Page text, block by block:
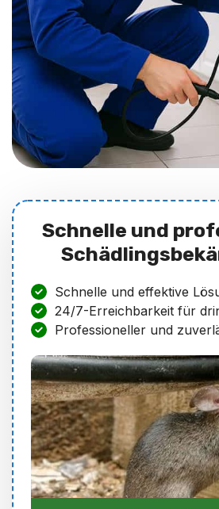
Schnelle und
Schnelle und effektive
24/7-Erreichbarkeit für
Professioneller und